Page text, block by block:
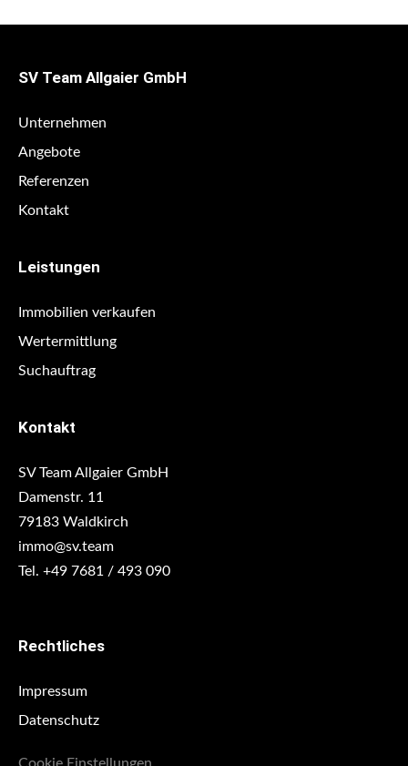
SV Team Allgaier GmbH
Unternehmen
Angebote
Referenzen
Kontakt
Leistungen
Immobilien verkaufen
Wertermittlung
Suchauftrag
Kontakt
SV Team Allgaier GmbH
Damenstr. 11
79183 Waldkirch
immo@sv.team
Tel. +49 7681 / 493 090
Rechtliches
Impressum
Datenschutz